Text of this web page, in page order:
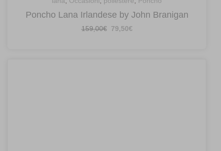
Poncho Lana Irlandese by John Branigan
159,00€ Il79,50€